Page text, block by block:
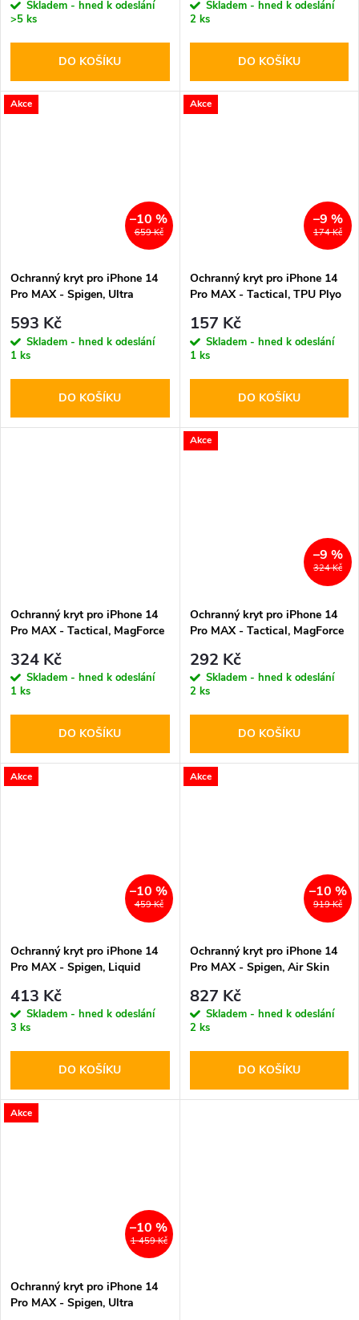
Skladem - hned k odeslání
>5 ks
DO KOŠÍKU
Skladem - hned k odeslání
2 ks
DO KOŠÍKU
Akce
659 Kč
–10 %
Ochranný kryt pro iPhone 14
Pro MAX - Spigen, Ultra
593 Kč
Skladem - hned k odeslání
1 ks
DO KOŠÍKU
Akce
174 Kč
–9 %
Ochranný kryt pro iPhone 14
Pro MAX - Tactical, TPU Plyo
157 Kč
Skladem - hned k odeslání
1 ks
DO KOŠÍKU
Ochranný kryt pro iPhone 14
Pro MAX - Tactical, MagForce
324 Kč
Skladem - hned k odeslání
1 ks
DO KOŠÍKU
Akce
324 Kč
–9 %
Ochranný kryt pro iPhone 14
Pro MAX - Tactical, MagForce
292 Kč
Skladem - hned k odeslání
2 ks
DO KOŠÍKU
Akce
459 Kč
–10 %
Ochranný kryt pro iPhone 14
Pro MAX - Spigen, Liquid
413 Kč
Skladem - hned k odeslání
3 ks
DO KOŠÍKU
Akce
919 Kč
–10 %
Ochranný kryt pro iPhone 14
Pro MAX - Spigen, Air Skin
827 Kč
Skladem - hned k odeslání
2 ks
DO KOŠÍKU
Akce
1 459 Kč
–10 %
Ochranný kryt pro iPhone 14
Pro MAX - Spigen, Ultra